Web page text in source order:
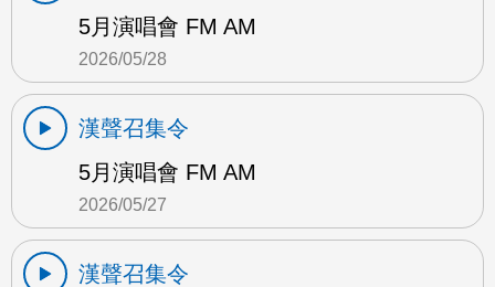
5月演唱會 FM AM
2026/05/28
漢聲召集令
5月演唱會 FM AM
2026/05/27
漢聲召集令